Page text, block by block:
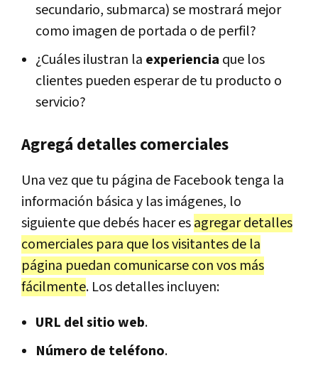
secundario, submarca) se mostrará mejor
como imagen de portada o de perfil?
¿Cuáles ilustran la experiencia que los
clientes pueden esperar de tu producto o
servicio?
Agregá detalles comerciales
Una vez que tu página de Facebook tenga la
información básica y las imágenes, lo
siguiente que debés hacer esagregar detalles
comerciales para que los visitantes de la
página puedan comunicarse con vos más
fácilmente. Los detalles incluyen:
URL del sitio web.
Número de teléfono.